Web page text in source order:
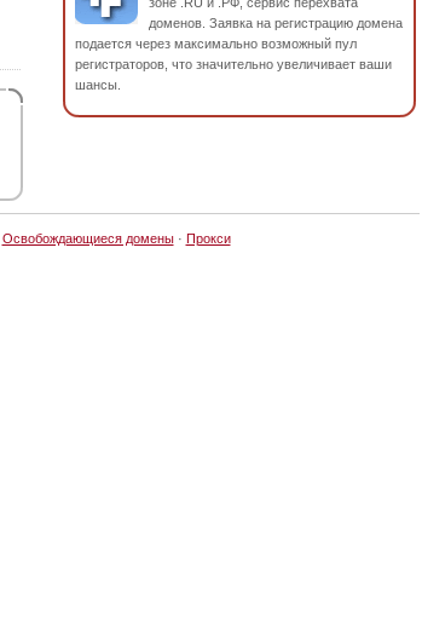
доменов. Заявка на регистрацию домена
подается через максимально возможный пул
регистраторов, что значительно увеличивает ваши
шансы.
Освобождающиеся домены· Прокси